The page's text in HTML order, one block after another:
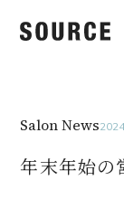
Salon News
年末年始の